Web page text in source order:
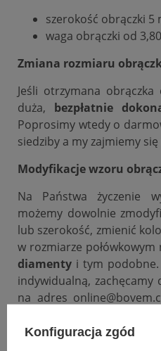
szerokość obrączki 5
waga obrączki od
Zmiana rozmiaru
Jeśli otrzymana
duża, bezpłatnie
Poprosimy wtedy o
siedziby a my zajmiemy
Modyfikacje wzoru
Na Państwa życzenie
możemy dowolnie
lub szerokość, zmienić
w rozmiarze połówkowym
diamenty i tym podobne.
indywidualną, zachęcamy
na adres
Podana cena dotyczy pary.
Konfiguracja zgód